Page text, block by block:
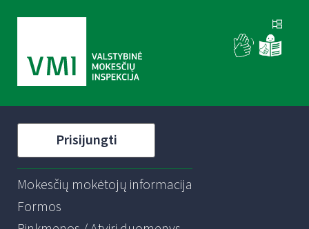
Prisijungti
Mokesčių mokėtojų informacija
Formos